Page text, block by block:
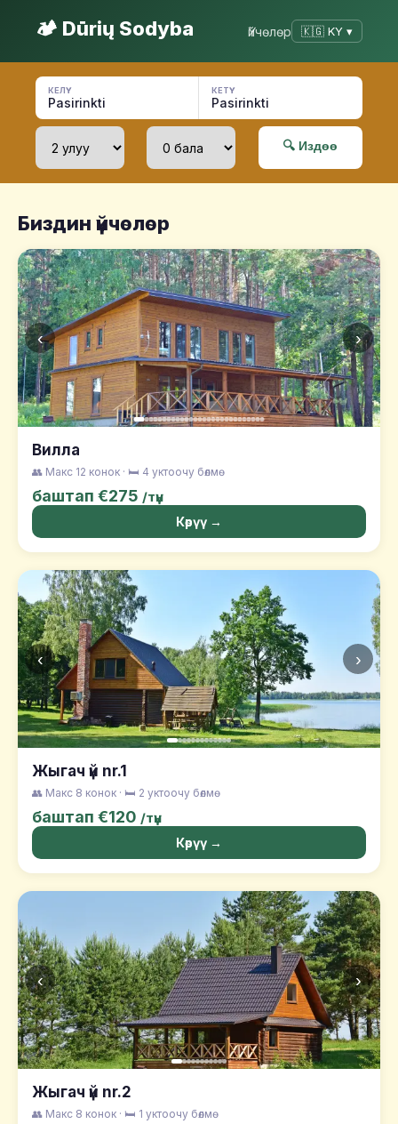
🏕️ Dūrių Sodyba Үйчөлөр 🇰🇬 KY ▾
КЕЛҮҮ
Pasirinkti
КЕТҮҮ
Pasirinkti
🔍 Издөө
Биздин үйчөлөр
‹ ›
Вилла
👥 Макс 12 конок · 🛏️ 4 уктоочу бөлмө
баштап €275 /түн
Көрүү →
‹ ›
Жыгач үй nr.1
👥 Макс 8 конок · 🛏️ 2 уктоочу бөлмө
баштап €120 /түн
Көрүү →
‹ ›
Жыгач үй nr.2
👥 Макс 8 конок · 🛏️ 1 уктоочу бөлмө